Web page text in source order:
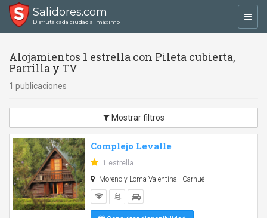
Salidores.com
Disfrutá cada ciudad al máximo
Alojamientos 1 estrella con Pileta cubierta,
Parrilla y TV
1 publicaciones
Mostrar filtros
Complejo Levalle
1 estrella
Moreno y Loma Valentina - Carhué